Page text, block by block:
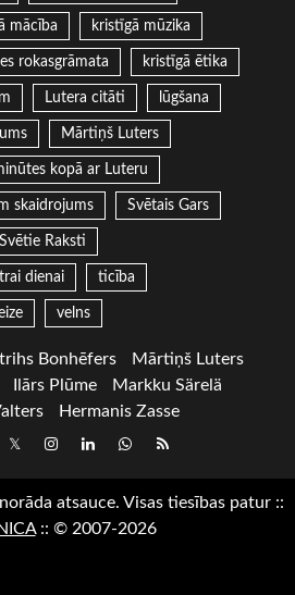
mācība kristīgā mūzika
rokasgrāmata kristīgā ētika
Lutera citāti lūgšana
Mārtiņš Luters
kopā ar Luteru
skaidrojums Svētais Gars
Svētie Raksti
dienai ticība
velns
Bonhēfers
Mārtiņš Luters
Ilārs Plūme
Markku Särelä
Hermanis Zasse
TwitterInstagram
LinkedInwhatsapp
RSS
atsauce. Visas tiesības patur ::
:: © 2007-2026